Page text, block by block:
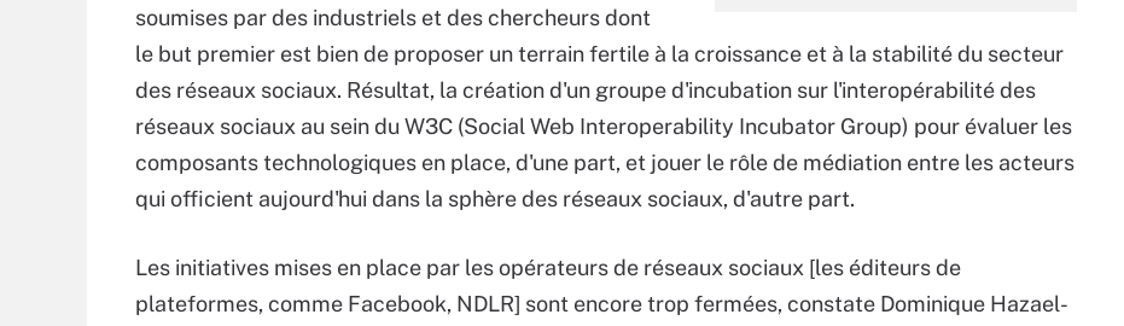
soumises par des industriels et des chercheurs dont
le but premier est bien de proposer un terrain fertile à la croissance et à la stabilité du secteur
des réseaux sociaux. Résultat, la création d'un groupe d'incubation sur l'interopérabilité des
réseaux sociaux au sein du W3C (Social Web Interoperability Incubator Group) pour évaluer les
composants technologiques en place, d'une part, et jouer le rôle de médiation entre les acteurs
qui officient aujourd'hui dans la sphère des réseaux sociaux, d'autre part.
Les initiatives mises en place par les opérateurs de réseaux sociaux [les éditeurs de
plateformes, comme Facebook, NDLR] sont encore trop fermées, constate Dominique Hazael-